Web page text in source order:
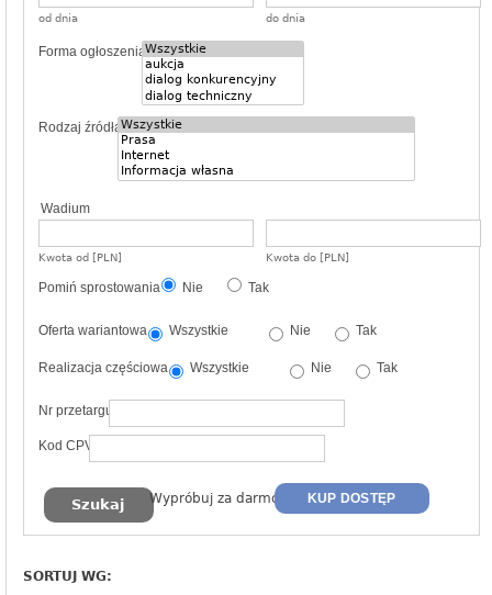
od dnia do dnia
Forma ogłoszenia
Rodzaj źródła
Wadium
Kwota od [PLN] Kwota do [PLN]
Pomiń sprostowania Nie Tak
Oferta wariantowa Wszystkie Nie Tak
Realizacja częściowa Wszystkie Nie Tak
Nr przetargu
Kod CPV
Wypróbuj za darmo KUP DOSTĘP
SORTUJ WG: